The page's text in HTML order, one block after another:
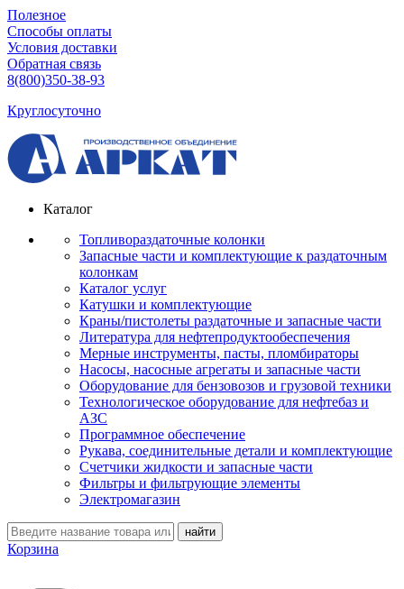
Полезное
Способы оплаты
Условия доставки
Обратная связь
8(800)350-38-93
Круглосуточно
Каталог
Топливораздаточные колонки
Запасные части и комплектующие к раздаточным
колонкам
Каталог услуг
Катушки и комплектующие
Краны/пистолеты раздаточные и запасные части
Литература для нефтепродуктообеспечения
Мерные инструменты, пасты, пломбираторы
Насосы, насосные агрегаты и запасные части
Оборудование для бензовозов и грузовой техники
Технологическое оборудование для нефтебаз и
АЗС
Программное обеспечение
Рукава, соединительные детали и комплектующие
Счетчики жидкости и запасные части
Фильтры и фильтрующие элементы
Электромагазин
Корзина